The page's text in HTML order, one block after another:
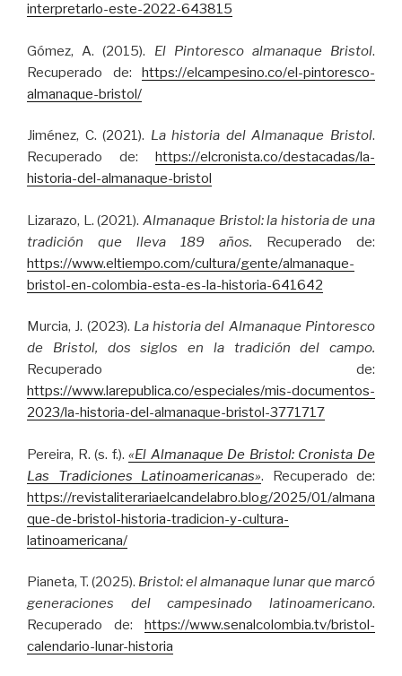
interpretarlo-este-2022-643815
Gómez, A. (2015). El Pintoresco almanaque Bristol.
Recuperado de: https://elcampesino.co/el-pintoresco-
almanaque-bristol/
Jiménez, C. (2021). La historia del Almanaque Bristol.
Recuperado de:
https://elcronista.co/destacadas/la-
historia-del-almanaque-bristol
Lizarazo, L. (2021). Almanaque Bristol: la historia de una
tradición que lleva 189 años. Recuperado de:
https://www.eltiempo.com/cultura/gente/almanaque-
bristol-en-colombia-esta-es-la-historia-641642
Murcia, J. (2023). La historia del Almanaque Pintoresco
de Bristol, dos siglos en la tradición del campo.
Recuperado de:
https://www.larepublica.co/especiales/mis-documentos-
2023/la-historia-del-almanaque-bristol-3771717
Pereira, R. (s. f.).«El Almanaque De Bristol: Cronista De
Las Tradiciones Latinoamericanas». Recuperado de:
https://revistaliterariaelcandelabro.blog/2025/01/almana
que-de-bristol-historia-tradicion-y-cultura-
latinoamericana/
Pianeta, T. (2025). Bristol: el almanaque lunar que marcó
generaciones del campesinado latinoamericano.
Recuperado de:
https://www.senalcolombia.tv/bristol-
calendario-lunar-historia